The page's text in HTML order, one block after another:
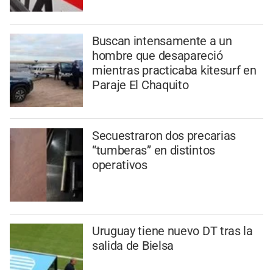
Buscan intensamente a un
hombre que desapareció
mientras practicaba kitesurf en
Paraje El Chaquito
Secuestraron dos precarias
“tumberas” en distintos
operativos
Uruguay tiene nuevo DT tras la
salida de Bielsa